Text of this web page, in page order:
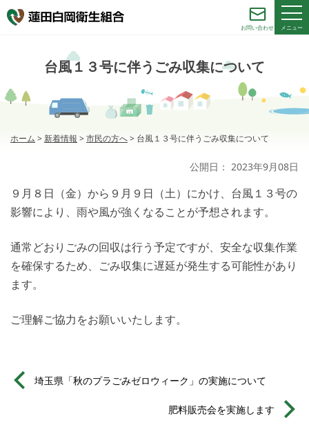
お問い合わせ メニュー
台風１３号に伴うごみ収集について
ホーム > 新着情報 >市民の方へ> 台風１３号に伴うごみ収集について
公開日： 2023年9月08日
９月８日（金）から９月９日（土）にかけ、台風１３号の
影響により、雨や風が強くなることが予想されます。
通常どおりごみの回収は行う予定ですが、安全な収集作業
を確保するため、ごみ収集に遅延が発生する可能性があり
ます。
ご理解ご協力をお願いいたします。
埼玉県「秋のプラごみゼロウィーク」の実施について
肥料販売会を実施します